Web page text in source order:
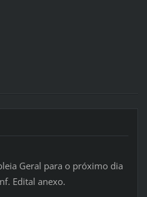
Geral para o próximo dia
Edital anexo.